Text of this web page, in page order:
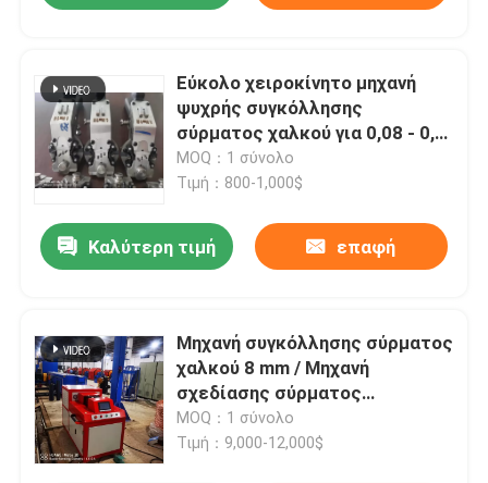
Εύκολο χειροκίνητο μηχανή
ψυχρής συγκόλλησης
σύρματος χαλκού για 0,08 - 0,6
mm σύρματος
MOQ：1 σύνολο
Τιμή：800-1,000$
Καλύτερη τιμή επαφή
Μηχανή συγκόλλησης σύρματος
χαλκού 8 mm / Μηχανή
σχεδίασης σύρματος
συγκόλλησης
MOQ：1 σύνολο
Τιμή：9,000-12,000$